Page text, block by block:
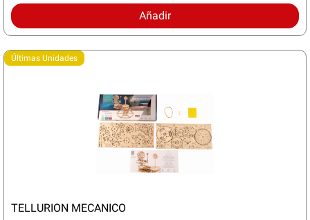
Añadir
Últimas Unidades
TELLURION MECANICO